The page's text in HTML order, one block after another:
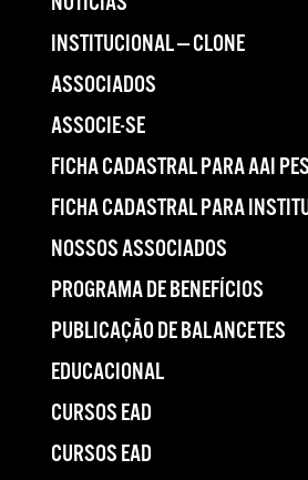
INSTITUCIONAL — CLONE
ASSOCIADOS
ASSOCIE-SE
FICHA CADASTRAL PARA AAI
FICHA CADASTRAL PARA
NOSSOS ASSOCIADOS
PROGRAMA DE BENEFÍCIOS
PUBLICAÇÃO DE BALANCETES
EDUCACIONAL
CURSOS EAD
CURSOS EAD